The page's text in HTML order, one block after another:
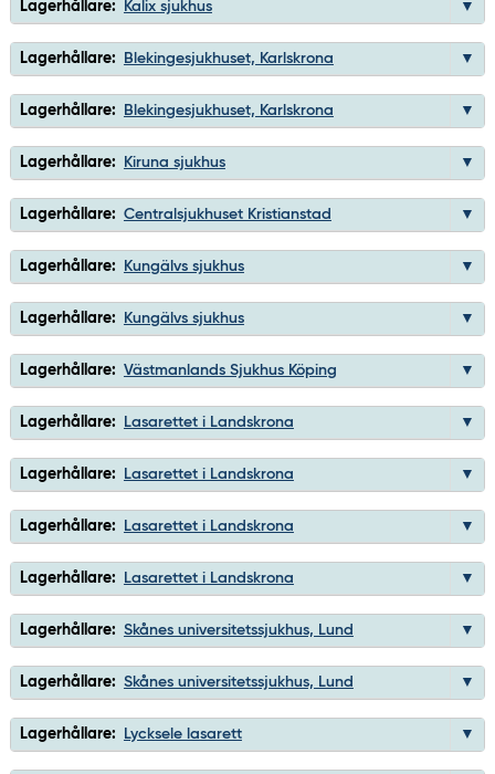
Lagerhållare: Kalix sjukhus
Lagerhållare: Blekingesjukhuset, Karlskrona
Lagerhållare: Blekingesjukhuset, Karlskrona
Lagerhållare: Kiruna sjukhus
Lagerhållare: Centralsjukhuset Kristianstad
Lagerhållare: Kungälvs sjukhus
Lagerhållare: Kungälvs sjukhus
Lagerhållare: Västmanlands Sjukhus Köping
Lagerhållare: Lasarettet i Landskrona
Lagerhållare: Lasarettet i Landskrona
Lagerhållare: Lasarettet i Landskrona
Lagerhållare: Lasarettet i Landskrona
Lagerhållare: Skånes universitetssjukhus, Lund
Lagerhållare: Skånes universitetssjukhus, Lund
Lagerhållare: Lycksele lasarett